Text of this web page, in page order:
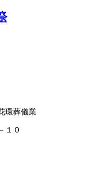
環葬儀業
１０